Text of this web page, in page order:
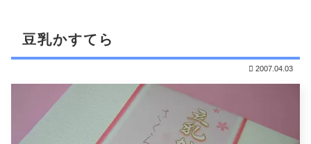
豆乳かすてら
2007.04.03